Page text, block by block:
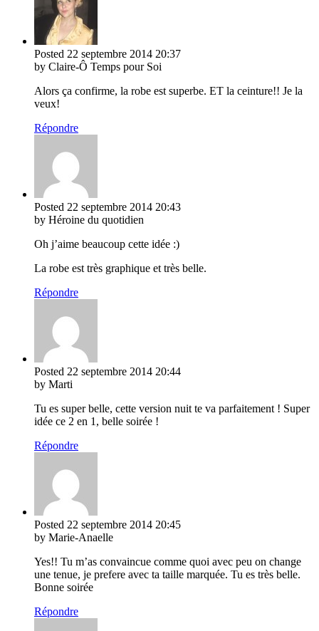
Posted 22 septembre 2014 20:37
by Claire-Ô Temps pour Soi
Alors ça confirme, la robe est superbe. ET la ceinture!! Je la
veux!
Répondre
Posted 22 septembre 2014 20:43
by Héroine du quotidien
Oh j’aime beaucoup cette idée :)
La robe est très graphique et très belle.
Répondre
Posted 22 septembre 2014 20:44
by Marti
Tu es super belle, cette version nuit te va parfaitement ! Super
idée ce 2 en 1, belle soirée !
Répondre
Posted 22 septembre 2014 20:45
by Marie-Anaelle
Yes!! Tu m’as convaincue comme quoi avec peu on change
une tenue, je prefere avec ta taille marquée. Tu es très belle.
Bonne soirée
Répondre